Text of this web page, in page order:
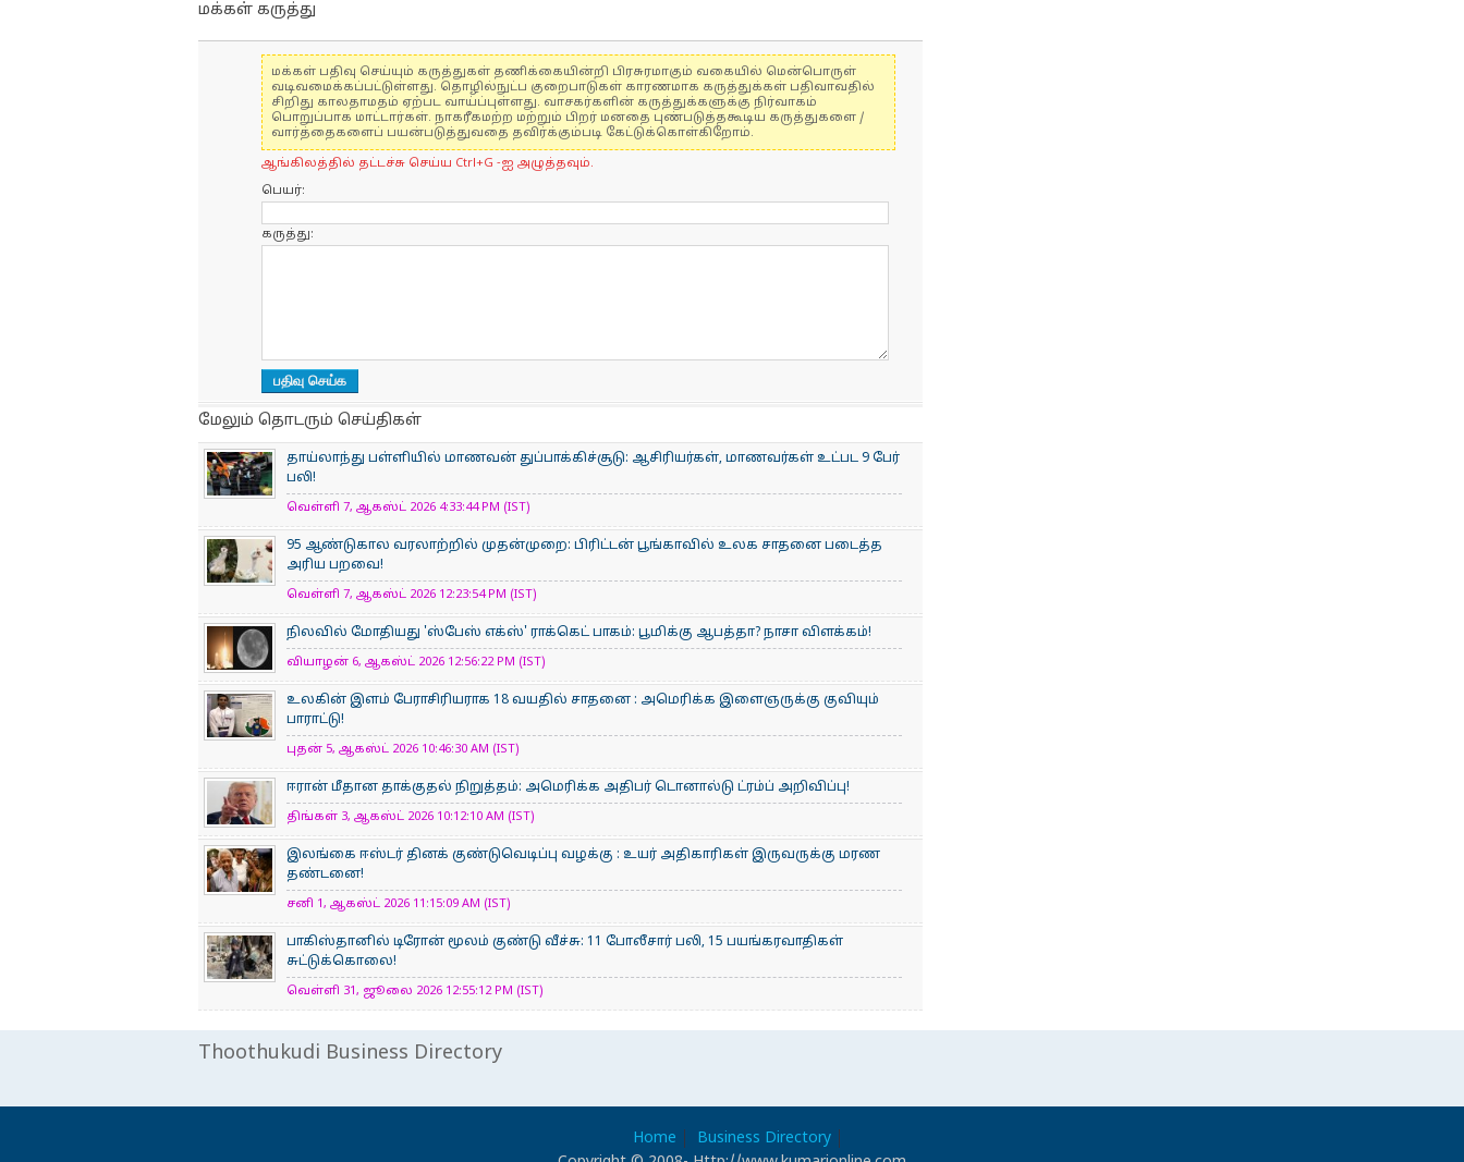
மக்கள் கருத்து
மக்கள் பதிவு செய்யும் கருத்துகள் தணிக்கையின்றி பிரசுரமாகும் வகையில் மென்பொருள்
வடிவமைக்கப்பட்டுள்ளது. தொழில்நுட்ப குறைபாடுகள் காரணமாக கருத்துக்கள் பதிவாவதில்
சிறிது காலதாமதம் ஏற்பட வாய்ப்புள்ளது. வாசகர்களின் கருத்துக்களுக்கு நிர்வாகம்
பொறுப்பாக மாட்டார்கள். நாகரீகமற்ற மற்றும் பிறர் மனதை புண்படுத்தகூடிய கருத்துகளை /
வார்த்தைகளைப் பயன்படுத்துவதை தவிர்க்கும்படி கேட்டுக்கொள்கிறோம்.
ஆங்கிலத்தில் தட்டச்சு செய்ய Ctrl+G -ஐ அழுத்தவும்.
பெயர்:
கருத்து:
மேலும் தொடரும் செய்திகள்
தாய்லாந்து பள்ளியில் மாணவன் துப்பாக்கிச்சூடு: ஆசிரியர்கள், மாணவர்கள் உட்பட 9 பேர்
பலி!
வெள்ளி 7, ஆகஸ்ட் 2026 4:33:44 PM (IST)
95 ஆண்டுகால வரலாற்றில் முதன்முறை: பிரிட்டன் பூங்காவில் உலக சாதனை படைத்த
அரிய பறவை!
வெள்ளி 7, ஆகஸ்ட் 2026 12:23:54 PM (IST)
நிலவில் மோதியது 'ஸ்பேஸ் எக்ஸ்' ராக்கெட் பாகம்: பூமிக்கு ஆபத்தா? நாசா விளக்கம்!
வியாழன் 6, ஆகஸ்ட் 2026 12:56:22 PM (IST)
உலகின் இளம் பேராசிரிய​ராக 18 வயதில் சாதனை : அமெரிக்​க இளைஞருக்கு குவியும்
பாராட்டு!
புதன் 5, ஆகஸ்ட் 2026 10:46:30 AM (IST)
ஈரான் மீதான தாக்குதல் நிறுத்தம்: அமெரிக்க அதிபர் டொனால்டு ட்ரம்ப் அறிவிப்பு!
திங்கள் 3, ஆகஸ்ட் 2026 10:12:10 AM (IST)
இலங்கை ஈஸ்டர் தினக் குண்டுவெடிப்பு வழக்கு : உயர் அதிகாரிகள் இருவருக்கு மரண
தண்டனை!
சனி 1, ஆகஸ்ட் 2026 11:15:09 AM (IST)
பாகிஸ்தானில் டிரோன் மூலம் குண்டு வீச்சு: 11 போலீசார் பலி, 15 பயங்கரவாதிகள்
சுட்டுக்கொலை!
வெள்ளி 31, ஜூலை 2026 12:55:12 PM (IST)
Thoothukudi Business Directory
Home
Business Directory